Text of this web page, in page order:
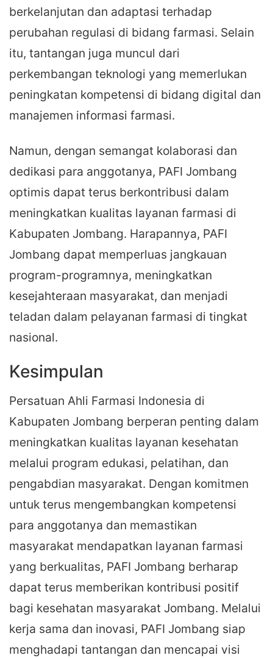
berkelanjutan dan adaptasi terhadap
perubahan regulasi di bidang farmasi. Selain
itu, tantangan juga muncul dari
perkembangan teknologi yang memerlukan
peningkatan kompetensi di bidang digital dan
manajemen informasi farmasi.
Namun, dengan semangat kolaborasi dan
dedikasi para anggotanya, PAFI Jombang
optimis dapat terus berkontribusi dalam
meningkatkan kualitas layanan farmasi di
Kabupaten Jombang. Harapannya, PAFI
Jombang dapat memperluas jangkauan
program-programnya, meningkatkan
kesejahteraan masyarakat, dan menjadi
teladan dalam pelayanan farmasi di tingkat
nasional.
Kesimpulan
Persatuan Ahli Farmasi Indonesia di
Kabupaten Jombang berperan penting dalam
meningkatkan kualitas layanan kesehatan
melalui program edukasi, pelatihan, dan
pengabdian masyarakat. Dengan komitmen
untuk terus mengembangkan kompetensi
para anggotanya dan memastikan
masyarakat mendapatkan layanan farmasi
yang berkualitas, PAFI Jombang berharap
dapat terus memberikan kontribusi positif
bagi kesehatan masyarakat Jombang. Melalui
kerja sama dan inovasi, PAFI Jombang siap
menghadapi tantangan dan mencapai visi